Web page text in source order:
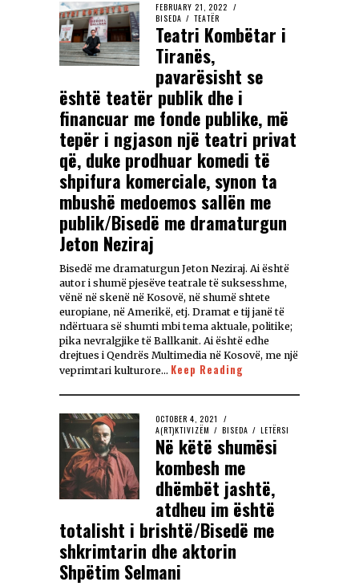
FEBRUARY 21, 2022
BISEDA / TEATËR
Teatri Kombëtar i
Tiranës,
pavarësisht se
është teatër publik dhe i
financuar me fonde publike, më
tepër i ngjason një teatri privat
që, duke prodhuar komedi të
shpifura komerciale, synon ta
mbushë medoemos sallën me
publik/Bisedë me dramaturgun
Jeton Neziraj
Bisedë me dramaturgun Jeton Neziraj. Ai është
autor i shumë pjesëve teatrale të suksesshme,
vënë në skenë në Kosovë, në shumë shtete
europiane, në Amerikë, etj. Dramat e tij janë të
ndërtuara së shumti mbi tema aktuale, politike;
pika nevralgjike të Ballkanit. Ai është edhe
drejtues i Qendrës Multimedia në Kosovë, me një
veprimtari kulturore… Keep Reading
OCTOBER 4, 2021
A(RT)KTIVIZËM / BISEDA / LETËRSI
Në këtë shumësi
kombesh me
dhëmbët jashtë,
atdheu im është
totalisht i brishtë/Bisedë me
shkrimtarin dhe aktorin
Shpëtim Selmani